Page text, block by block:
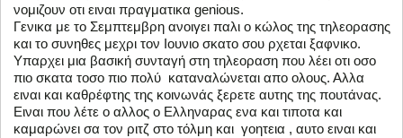
νομιζουν οτι ειναι πραγματικα genious.
Γενικα με το Σεμπτεμβρη ανοιγει παλι ο κώλος της τηλεορασης
και το συνηθες μεχρι τον Ιουνιο σκατο σου ρχεται ξαφνικο.
Υπαρχει μια βασική συνταγή στη τηλεοραση που λέει οτι οσο
πιο σκατα τοσο πιο πολύ καταναλώνεται απο ολους. Αλλα
ειναι και καθρέφτης της κοινωνάς ξερετε αυτης της πουτάνας.
Ειναι που λέτε ο αλλος ο Ελληναρας ενα και τιποτα και
καμαρώνει σα τον ριτζ στο τόλμη και γοητεια , αυτο ειναι και